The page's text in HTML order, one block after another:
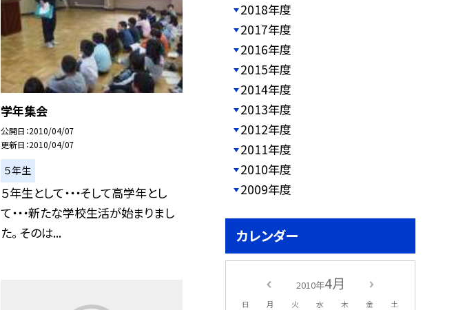
学年集会
公開日 2010/04/07
更新日 2010/04/07
５年生
５年生として・・・そして高学年とし
て・・・新たな学校生活が始まりまし
た。 そのは...
2018年度
2017年度
2016年度
2015年度
2014年度
2013年度
2012年度
2011年度
2010年度
2009年度
カレンダー
2010年4月
日 月 火 水 木 金 土